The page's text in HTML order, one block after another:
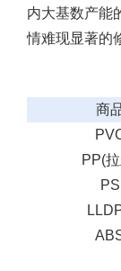
内大基数产能
情难现显著的
商
PP(
PS